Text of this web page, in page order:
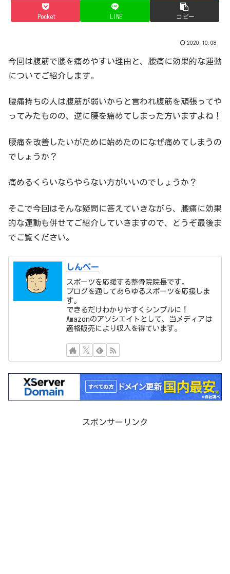
Pocket LINE コピー
2020.10.08
今回は腹筋で腰を痛めやすい理由と、腰痛に効果的な運動
についてご紹介します。
腰痛持ちの人は腹筋が弱いからと言われ腹筋を頑張ってや
ってみたものの、逆に腰を痛めてしまった方いますよね！
腰痛を改善したいがために始めたのになぜ痛めてしまうの
でしょうか？
痛めるくらいならやらない方がいいのでしょうか？
そこで今回はそんな疑問に答えていきながら、腰痛に効果
的な運動も併せてご紹介していきますので、どうぞ最後ま
でご覧ください。
しんぺー
スポーツを応援する整骨院院長です。
ブログを通してあらゆるスポーツを応援しま
す。
できるだけわかりやすくシンプルに！
Amazonのアソシエイトとして、当メディアは
適格販売により収入を得ています。
スポンサーリンク